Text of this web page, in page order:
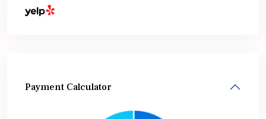
Payment Calculator